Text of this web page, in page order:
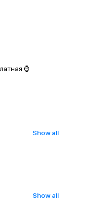
⌚️
Show all
Show all